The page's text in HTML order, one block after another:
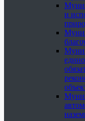
и